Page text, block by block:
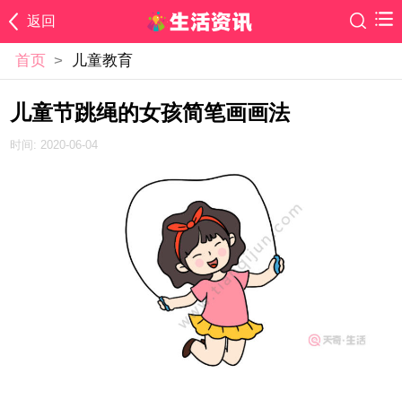
返回
首页 > 儿童教育
儿童节跳绳的女孩简笔画画法
时间: 2020-06-04